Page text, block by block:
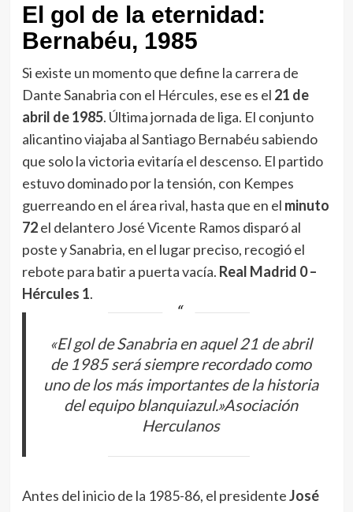
El gol de la eternidad:
Bernabéu, 1985
Si existe un momento que define la carrera de
Dante Sanabria con el Hércules, ese es el 21 de
abril de 1985. Última jornada de liga. El conjunto
alicantino viajaba al Santiago Bernabéu sabiendo
que solo la victoria evitaría el descenso. El partido
estuvo dominado por la tensión, con Kempes
guerreando en el área rival, hasta que en el minuto
72el delantero José Vicente Ramos disparó al
poste y Sanabria, en el lugar preciso, recogió el
rebote para batir a puerta vacía. Real Madrid 0 –
Hércules 1.
«El gol de Sanabria en aquel 21 de abril
de 1985 será siempre recordado como
uno de los más importantes de la historia
del equipo blanquiazul.»Asociación
Herculanos
Antes del inicio de la 1985-86, el presidenteJosé